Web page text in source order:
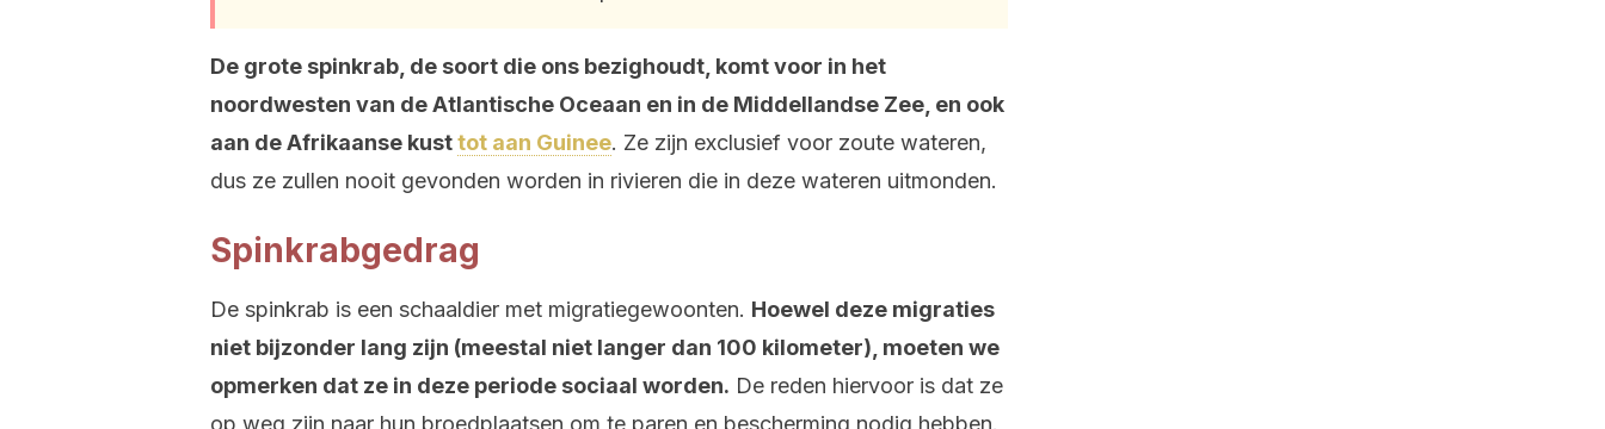
De grote spinkrab, de soort die ons bezighoudt, komt voor in het
noordwesten van de Atlantische Oceaan en in de Middellandse Zee, en ook
aan de Afrikaanse kusttot aan Guinee. Ze zijn exclusief voor zoute wateren,
dus ze zullen nooit gevonden worden in rivieren die in deze wateren uitmonden.
Spinkrabgedrag
De spinkrab is een schaaldier met migratiegewoonten. Hoewel deze migraties
niet bijzonder lang zijn (meestal niet langer dan 100 kilometer), moeten we
opmerken dat ze in deze periode sociaal worden. De reden hiervoor is dat ze
op weg zijn naar hun broedplaatsen om te paren en bescherming nodig hebben.